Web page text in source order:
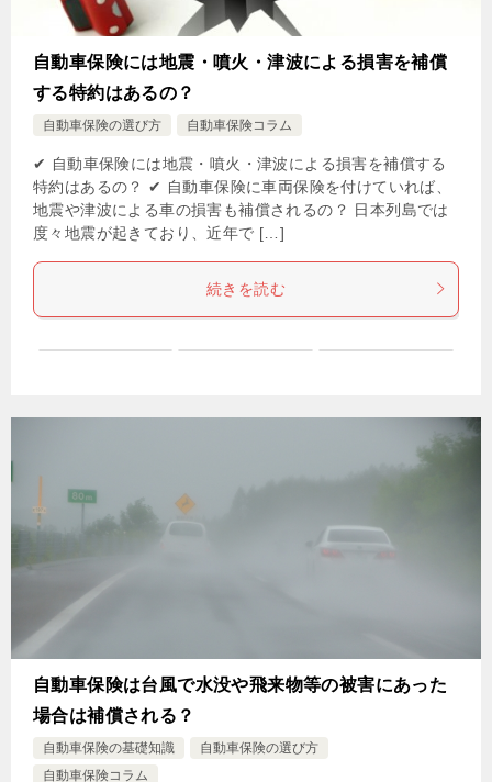
自動車保険には地震・噴火・津波による損害を補償
する特約はあるの？
自動車保険の選び方 自動車保険コラム
✔ 自動車保険には地震・噴火・津波による損害を補償する
特約はあるの？ ✔ 自動車保険に車両保険を付けていれば、
地震や津波による車の損害も補償されるの？ 日本列島では
度々地震が起きており、近年で […]
続きを読む
自動車保険は台風で水没や飛来物等の被害にあった
場合は補償される？
自動車保険の基礎知識
自動車保険の選び方
自動車保険コラム